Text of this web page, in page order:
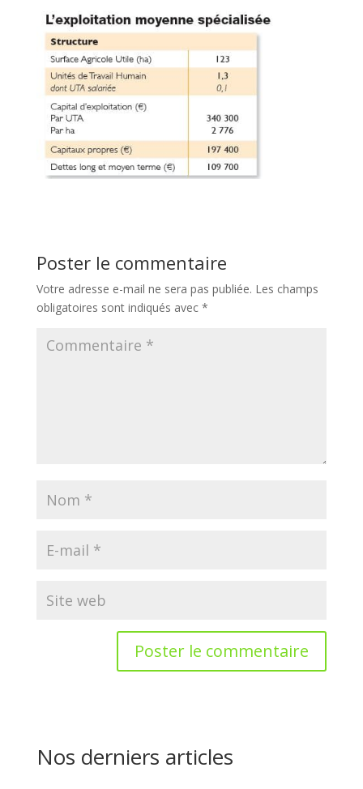
Poster le commentaire
Votre adresse e-mail ne sera pas publiée. Les champs
obligatoires sont indiqués avec *
Nos derniers articles